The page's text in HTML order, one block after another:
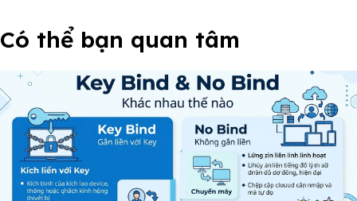
Có thể bạn quan tâm